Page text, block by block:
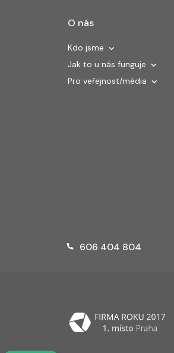
O nás
Kdo jsme
Jak to u nás funguje
Pro veřejnost/média
606 404 804